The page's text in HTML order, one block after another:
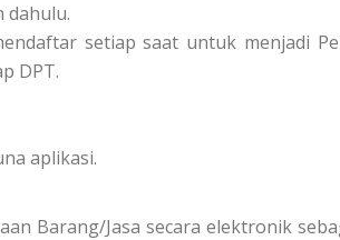
dahulu.
setiap saat untuk menjadi
DPT.
aplikasi.
Barang/Jasa secara elektronik